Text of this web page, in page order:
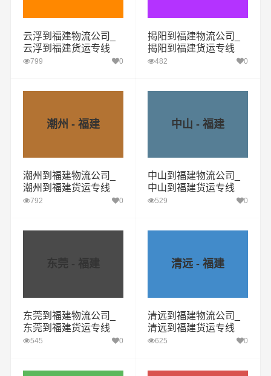
云浮到福建物流公司_
云浮到福建货运专线
799 0
揭阳到福建物流公司_
揭阳到福建货运专线
482 0
潮州 - 福建
潮州到福建物流公司_
潮州到福建货运专线
792 0
中山 - 福建
中山到福建物流公司_
中山到福建货运专线
529 0
东莞 - 福建
东莞到福建物流公司_
东莞到福建货运专线
545 0
清远 - 福建
清远到福建物流公司_
清远到福建货运专线
625 0